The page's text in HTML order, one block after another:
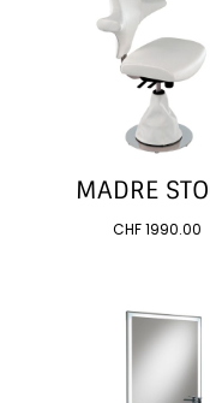
MADRE
CHF1990.00